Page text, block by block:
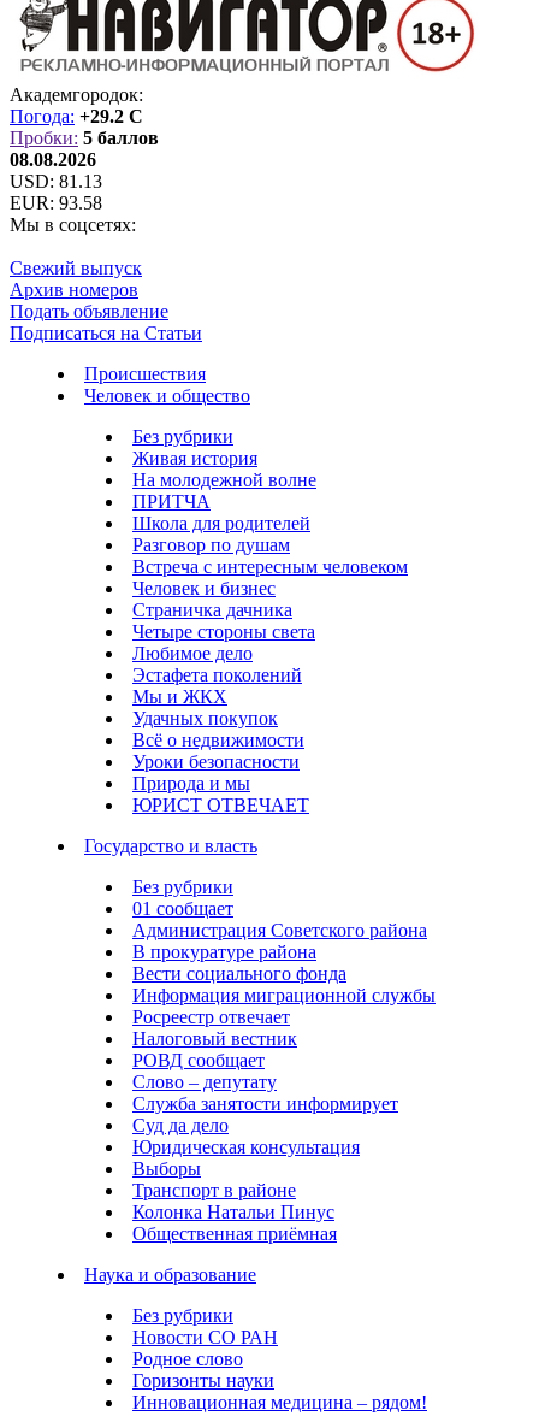
Академгородок:
Погода: +29.2 C
Пробки: 5 баллов
08.08.2026
USD: 81.13
EUR: 93.58
Мы в соцсетях:
Свежий выпуск
Архив номеров
Подать объявление
Подписаться на Статьи
Происшествия
Человек и общество
Без рубрики
Живая история
На молодежной волне
ПРИТЧА
Школа для родителей
Разговор по душам
Встреча с интересным человеком
Человек и бизнес
Страничка дачника
Четыре стороны света
Любимое дело
Эстафета поколений
Мы и ЖКХ
Удачных покупок
Всё о недвижимости
Уроки безопасности
Природа и мы
ЮРИСТ ОТВЕЧАЕТ
Государство и власть
Без рубрики
01 сообщает
Администрация Советского района
В прокуратуре района
Вести социального фонда
Информация миграционной службы
Росреестр отвечает
Налоговый вестник
РОВД сообщает
Слово – депутату
Служба занятости информирует
Суд да дело
Юридическая консультация
Выборы
Транспорт в районе
Колонка Натальи Пинус
Общественная приёмная
Наука и образование
Без рубрики
Новости СО РАН
Родное слово
Горизонты науки
Инновационная медицина – рядом!